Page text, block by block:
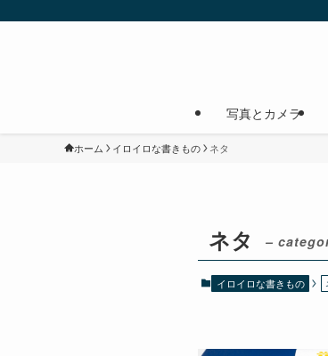
写真とカメラ
ホーム イロイロな書きもの ネタ
ネタ –
イロイロな書きもの